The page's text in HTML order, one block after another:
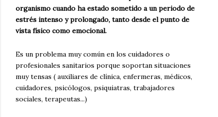
organismo cuando ha estado sometido a un periodo de
estrés intenso y prolongado, tanto desde el punto de
vista físico como emocional.
Es un problema muy común en los cuidadores o
profesionales sanitarios porque soportan situaciones
muy tensas ( auxiliares de clínica, enfermeras, médicos,
cuidadores, psicólogos, psiquiatras, trabajadores
sociales, terapeutas...)